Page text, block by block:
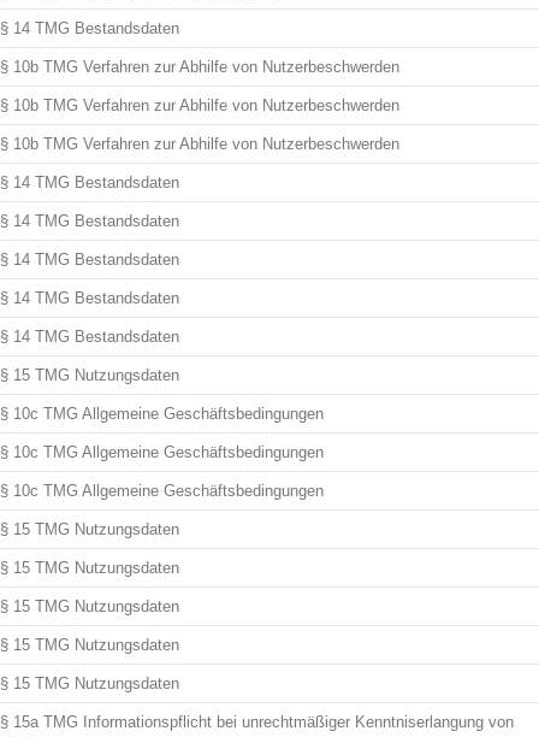
§ 14 TMG Bestandsdaten
§ 10b TMG Verfahren zur Abhilfe von Nutzerbeschwerden
§ 10b TMG Verfahren zur Abhilfe von Nutzerbeschwerden
§ 10b TMG Verfahren zur Abhilfe von Nutzerbeschwerden
§ 14 TMG Bestandsdaten
§ 14 TMG Bestandsdaten
§ 14 TMG Bestandsdaten
§ 14 TMG Bestandsdaten
§ 14 TMG Bestandsdaten
§ 15 TMG Nutzungsdaten
§ 10c TMG Allgemeine Geschäftsbedingungen
§ 10c TMG Allgemeine Geschäftsbedingungen
§ 10c TMG Allgemeine Geschäftsbedingungen
§ 15 TMG Nutzungsdaten
§ 15 TMG Nutzungsdaten
§ 15 TMG Nutzungsdaten
§ 15 TMG Nutzungsdaten
§ 15 TMG Nutzungsdaten
§ 15a TMG Informationspflicht bei unrechtmäßiger Kenntniserlangung von